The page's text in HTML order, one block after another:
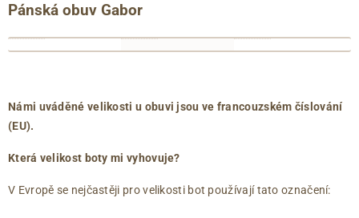
Pánská obuv Gabor
francouzské
40.5
42
42.5
anglické
8
délka
283
Námi uváděné velikosti u obuvi jsou ve francouzském číslování
(EU).
Která velikost boty mi vyhovuje?
V Evropě se nejčastěji pro velikosti bot používají tato označení: